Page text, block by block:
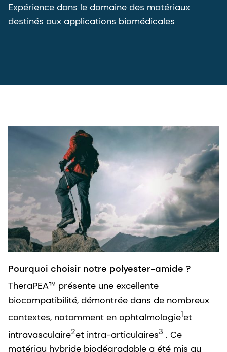
Expérience dans le domaine des matériaux
destinés aux applications biomédicales
Pourquoi choisir notre polyester-amide ?
TheraPEA™ présente une excellente
biocompatibilité, démontrée dans de nombreux
contextes, notamment en ophtalmologie1et
intravasculaire2et intra-articulaires3 . Ce
matériau hybride biodégradable a été mis au